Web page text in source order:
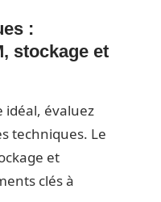
:
stockage et
idéal, évaluez
techniques. Le
et
clés à